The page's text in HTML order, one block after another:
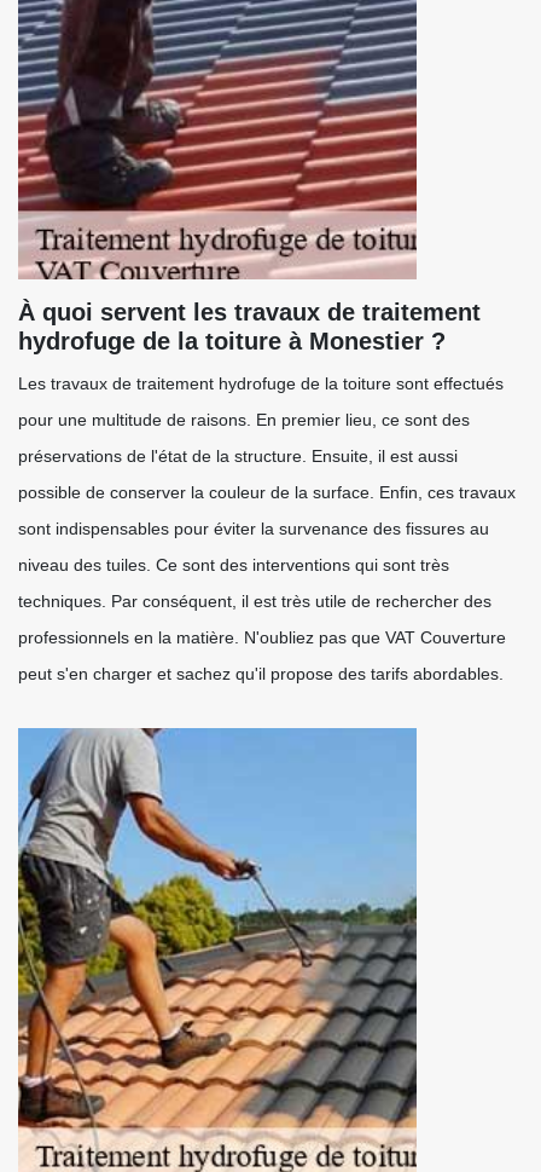
À quoi servent les travaux de traitement
hydrofuge de la toiture à Monestier ?
Les travaux de traitement hydrofuge de la toiture sont effectués
pour une multitude de raisons. En premier lieu, ce sont des
préservations de l'état de la structure. Ensuite, il est aussi
possible de conserver la couleur de la surface. Enfin, ces travaux
sont indispensables pour éviter la survenance des fissures au
niveau des tuiles. Ce sont des interventions qui sont très
techniques. Par conséquent, il est très utile de rechercher des
professionnels en la matière. N'oubliez pas que VAT Couverture
peut s'en charger et sachez qu'il propose des tarifs abordables.